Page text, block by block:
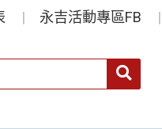
永吉活動專區FB
送出